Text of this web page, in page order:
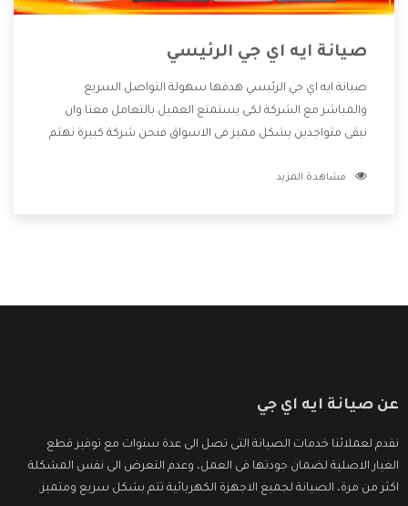
صيانة ايه اي جي الرئيسي
صيانة ايه اي جي الرئيسي هدفها سهولة التواصل السريع
والمباشر مع الشركة لكى يستمتع العميل بالتعامل معنا وان
نبقى متواجدين بشكل مميز فى الاسواق فنحن شركة كبيرة نهتم
الشركة بها والتى تكون منها خدمة الصيانة التى تكون من أهم
مشاهدة المزيد
عن صيانة ايه اي جي
نقدم لعملائنا خدمات الصيانة التى تصل الى عدة سنوات مع توفير قطع
الغيار الاصلية لضمان جودتها فى العمل، وعدم التعرض الى نفس المشكلة
اكثر من مرة، الصيانة لجميع الاجهزة الكهربائية تتم بشكل سريع ومتميز.